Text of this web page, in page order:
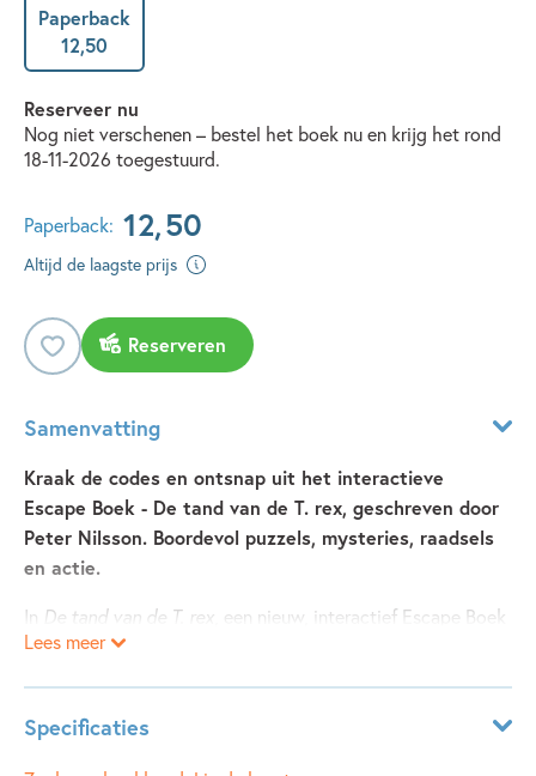
Paperback
12,50
Reserveer nu
Nog niet verschenen – bestel het boek nu en krijg het rond
18-11-2026 toegestuurd.
Paperback: 12,50
Altijd de laagste prijs
Reserveren
Samenvatting
Kraak de codes en ontsnap uit het interactieve
Escape Boek - De tand van de T. rex, geschreven door
Peter Nilsson. Boordevol puzzels, mysteries, raadsels
en actie.
In De tand van de T. rex , een nieuw, interactief Escape Boek
van Peter Nilsson, mogen Nowi en haar klas als een van de
geavanceerd computer-programma. Heel cool, maar Nowi
vindt het ook een beetje eng dat er geen enkel ander mens
Lees meer
Specificaties